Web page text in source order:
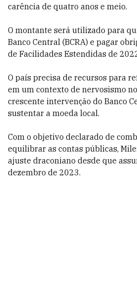
carência de quatro anos e meio.
O montante será utilizado para
Banco Central (BCRA) e pagar
de Facilidades Estendidas de
O país precisa de recursos para
em um contexto de nervosismo
crescente intervenção do Banco
sustentar a moeda local.
Com o objetivo declarado de
equilibrar as contas públicas,
ajuste draconiano desde que
dezembro de 2023.